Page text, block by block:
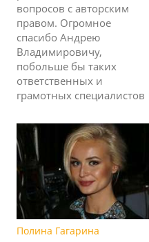
вопросов с авторским
правом. Огромное
спасибо Андрею
Владимировичу,
побольше бы таких
ответственных и
грамотных специалистов
Полина Гагарина